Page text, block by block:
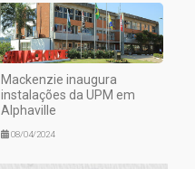
Mackenzie inaugura
instalações da UPM em
Alphaville
08/04/2024